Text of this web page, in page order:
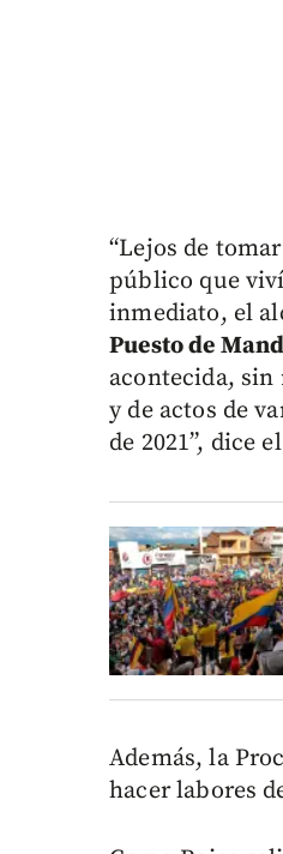
“Lejos de
público que
inmediato, el
Puesto de
acontecida,
y de actos de
de 2021”, dice
Además, la
hacer labores